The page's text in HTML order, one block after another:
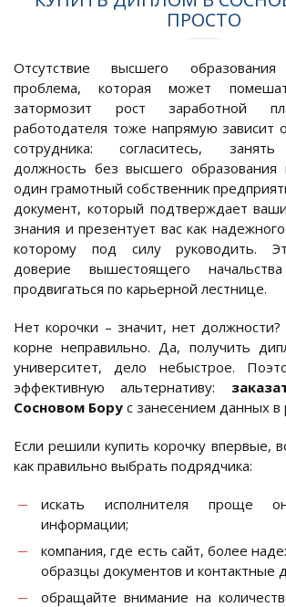
ПРОСТО
Отсутствие высшего
проблема, которая может
затормозит рост заработной
работодателя тоже напрямую зависит
сотрудника: согласитесь,
должность без высшего образования
один грамотный собственник
документ, который подтверждает
знания и презентует вас как
которому под силу руководить.
доверие вышестоящего
продвигаться по карьерной лестнице.
Нет корочки – значит, нет
корне неправильно. Да, получить
университет, дело небыстрое.
эффективную альтернативу:
Сосновом Бору с занесением данных в
Если решили купить корочку впервые,
как правильно выбрать подрядчика:
искать исполнителя проще
информации;
компания, где есть сайт, более
образцы документов и контактные
обращайте внимание на